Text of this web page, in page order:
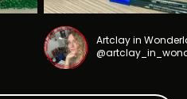
Artclay in